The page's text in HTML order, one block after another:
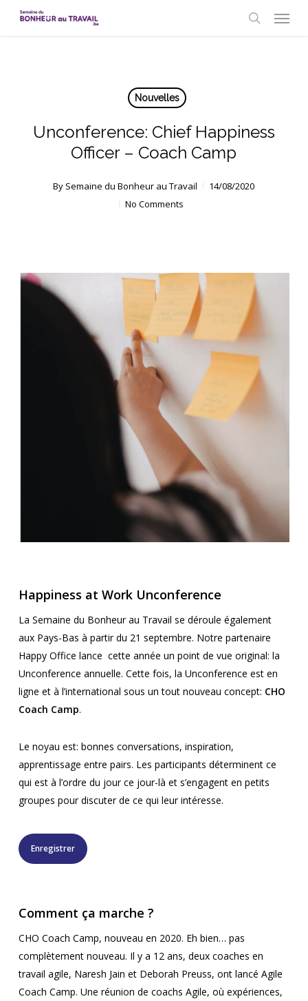
Menu
Nouvelles
Unconference: Chief Happiness
Officer – Coach Camp
By Semaine du Bonheur au Travail
14/08/2020
No Comments
Happiness at Work Unconference
La Semaine du Bonheur au Travail se déroule également
aux Pays-Bas à partir du 21 septembre. Notre partenaire
Happy Office lance cette année un point de vue original: la
Unconference annuelle. Cette fois, la Unconference est en
ligne et à l’international sous un tout nouveau concept: CHO
Coach Camp.
Le noyau est: bonnes conversations, inspiration,
apprentissage entre pairs. Les participants déterminent ce
qui est à l’ordre du jour ce jour-là et s’engagent en petits
groupes pour discuter de ce qui leur intéresse.
Enregistrer
Comment ça marche ?
CHO Coach Camp, nouveau en 2020. Eh bien… pas
complètement nouveau. Il y a 12 ans, deux coaches en
travail agile, Naresh Jain et Deborah Preuss, ont lancé Agile
Coach Camp. Une réunion de coachs Agile, où expériences,